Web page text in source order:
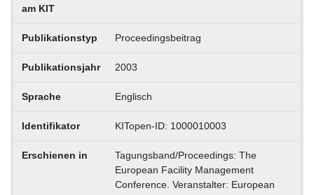
am KIT
Publikationstyp Proceedingsbeitrag
Publikationsjahr 2003
Sprache Englisch
Identifikator KITopen-ID: 1000010003
Erschienen in
Tagungsband/Proceedings: The
European Facility Management
Conference. Veranstalter: European